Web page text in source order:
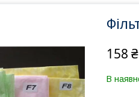
158 ₴
В